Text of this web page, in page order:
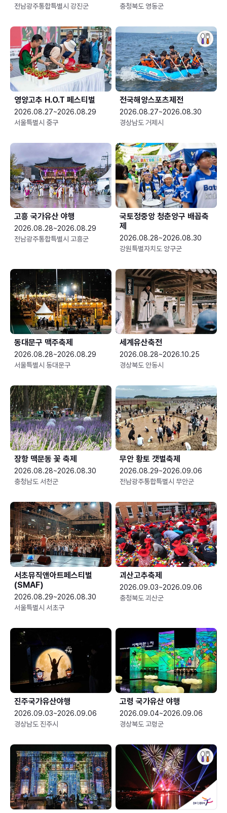
전남광주통합특별시 강진군 충청북도 영동군
영양고추 H.O.T 페스티벌
2026.08.27~2026.08.29
서울특별시 중구
전국해양스포츠제전
2026.08.27~2026.08.30
경상남도 거제시
고흥 국가유산 야행
2026.08.28~2026.08.29
전남광주통합특별시 고흥군
국토정중앙 청춘양구 배꼽축
제
2026.08.28~2026.08.30
강원특별자치도 양구군
동대문구 맥주축제
2026.08.28~2026.08.29
서울특별시 동대문구
세계유산축전
2026.08.28~2026.10.25
경상북도 안동시
장항 맥문동 꽃 축제
2026.08.28~2026.08.30
충청남도 서천군
무안 황토 갯벌축제
2026.08.29~2026.09.06
전남광주통합특별시 무안군
서초뮤직앤아트페스티벌
(SMAF)
2026.08.29~2026.08.30
서울특별시 서초구
괴산고추축제
2026.09.03~2026.09.06
충청북도 괴산군
진주국가유산야행
2026.09.03~2026.09.06
경상남도 진주시
고령 국가유산 야행
2026.09.04~2026.09.06
경상북도 고령군